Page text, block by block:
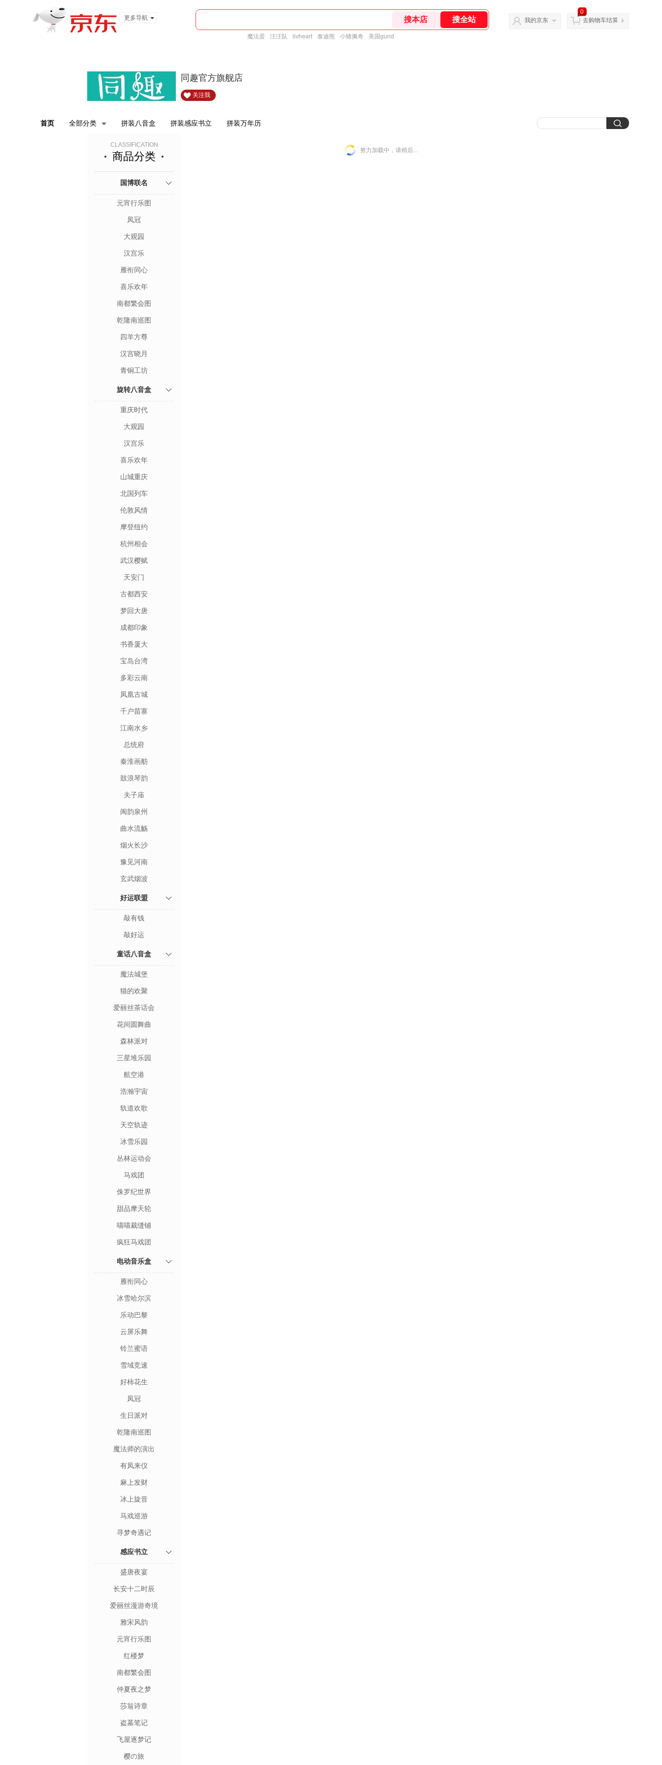
更多导航
魔法蛋 汪汪队 livheart 泰迪熊 小猪佩奇 美国gund
我的京东
0
去购物车结算
同趣官方旗舰店
关注我
首页 全部分类 拼装八音盒 拼装感应书立 拼装万年历
CLASSIFICATION
商品分类
国博联名
元宵行乐图
凤冠
大观园
汉宫乐
雁衔同心
喜乐欢年
南都繁会图
乾隆南巡图
四羊方尊
汉宫晓月
青铜工坊
旋转八音盒
重庆时代
大观园
汉宫乐
喜乐欢年
山城重庆
北国列车
伦敦风情
摩登纽约
杭州相会
武汉樱赋
天安门
古都西安
梦回大唐
成都印象
书香厦大
宝岛台湾
多彩云南
凤凰古城
千户苗寨
江南水乡
总统府
秦淮画舫
鼓浪琴韵
夫子庙
闽韵泉州
曲水流觞
烟火长沙
豫见河南
玄武烟波
好运联盟
敲有钱
敲好运
童话八音盒
魔法城堡
猫的欢聚
爱丽丝茶话会
花间圆舞曲
森林派对
三星堆乐园
航空港
浩瀚宇宙
轨道欢歌
天空轨迹
冰雪乐园
丛林运动会
马戏团
侏罗纪世界
甜品摩天轮
喵喵裁缝铺
疯狂马戏团
电动音乐盒
雁衔同心
冰雪哈尔滨
乐动巴黎
云屏乐舞
铃兰蜜语
雪域竞速
好柿花生
凤冠
生日派对
乾隆南巡图
魔法师的演出
有凤来仪
麻上发财
冰上旋音
马戏巡游
寻梦奇遇记
感应书立
盛唐夜宴
长安十二时辰
爱丽丝漫游奇境
雅宋风韵
元宵行乐图
红楼梦
南都繁会图
仲夏夜之梦
莎翁诗章
盗墓笔记
飞屋逐梦记
樱の旅
努力加载中，请稍后...